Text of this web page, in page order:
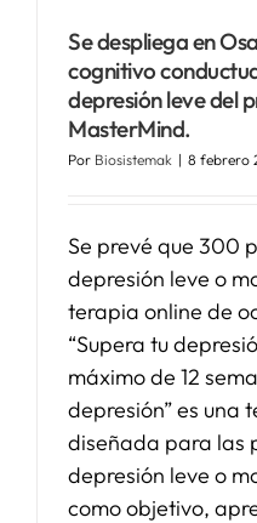
APOYO I+D+I
Se despliega en
cognitivo
depresión leve del
MasterMind.
Por Biosistemak | 8 febrero
Se prevé que 300
depresión leve o
terapia online de
“Supera tu
máximo de 12
depresión” es una
diseñada para las
depresión leve o
como objetivo,